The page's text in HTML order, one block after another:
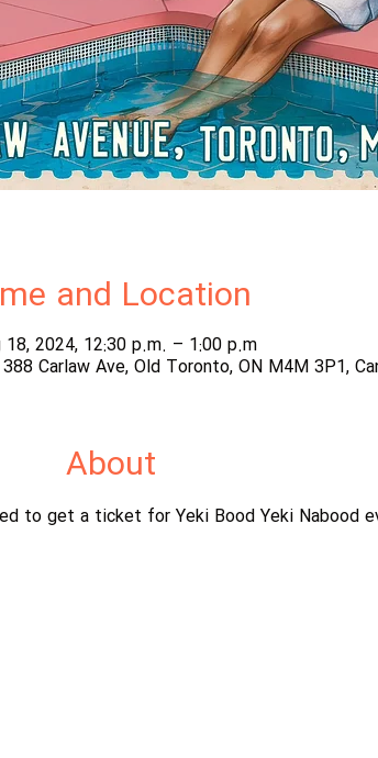
and Location
18, 2024, 12:30 p.m. – 1:00 p.m.
Carlaw Ave, Old Toronto, ON M4M 3P1,
About
to get a ticket for Yeki Bood Yeki Nabood